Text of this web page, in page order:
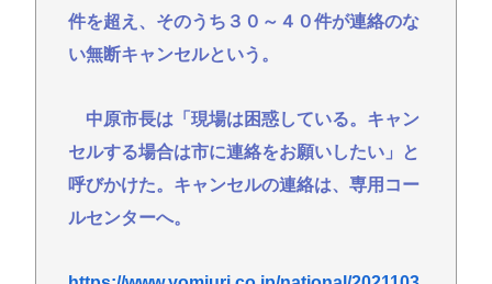
潰す全国初の知事が誕生か
イオンモール熊本の爆発事故「本当のことを…」遺
【韓国の得意技】 韓国サッカー協会 2011～12年に
国際審判員らを性接待
ショートスリーパー堀さん、高須クリニックに医学
的に詰められてガチ切れwww
ィーバッグも”ダサい”論争に「なんでおじさんだけ
件を超え、そのうち３０～４０件が連絡のな
い無断キャンセルという。
中原市長は「現場は困惑している。キャン
セルする場合は市に連絡をお願いしたい」と
呼びかけた。キャンセルの連絡は、専用コー
ルセンターへ。